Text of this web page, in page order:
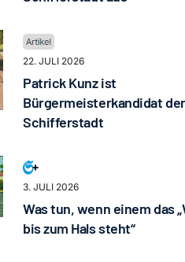
22. JULI 2026
Patrick Kunz ist
Bürgermeisterkandidat der
Schifferstadt
3. JULI 2026
Was tun, wenn einem das
bis zum Hals steht“